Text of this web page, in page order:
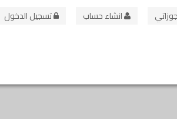
تسجيل الدخول انشاء حساب